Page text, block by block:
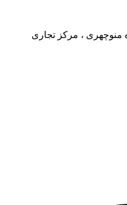
منوچهری ، مرکز تجاری